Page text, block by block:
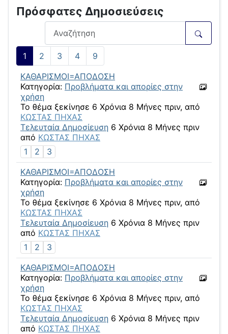
Πρόσφατες Δημοσιεύσεις
1 2 3 4
9
ΚΑΘΑΡΙΣΜΟΙ=ΑΠΟΔΟΣΗ
Κατηγορία: Προβλήματα και απορίες στην
χρήση
Το θέμα ξεκίνησε 6 Χρόνια 8 Μήνες πριν, από
ΚΩΣΤΑΣ ΠΗΧΑΣ
Τελευταία Δημοσίευση 6 Χρόνια 8 Μήνες πριν
από ΚΩΣΤΑΣ ΠΗΧΑΣ
1
2
3
ΚΑΘΑΡΙΣΜΟΙ=ΑΠΟΔΟΣΗ
Κατηγορία: Προβλήματα και απορίες στην
χρήση
Το θέμα ξεκίνησε 6 Χρόνια 8 Μήνες πριν, από
ΚΩΣΤΑΣ ΠΗΧΑΣ
Τελευταία Δημοσίευση 6 Χρόνια 8 Μήνες πριν
από ΚΩΣΤΑΣ ΠΗΧΑΣ
1
2
3
ΚΑΘΑΡΙΣΜΟΙ=ΑΠΟΔΟΣΗ
Κατηγορία: Προβλήματα και απορίες στην
χρήση
Το θέμα ξεκίνησε 6 Χρόνια 8 Μήνες πριν, από
ΚΩΣΤΑΣ ΠΗΧΑΣ
Τελευταία Δημοσίευση 6 Χρόνια 8 Μήνες πριν
από ΚΩΣΤΑΣ ΠΗΧΑΣ